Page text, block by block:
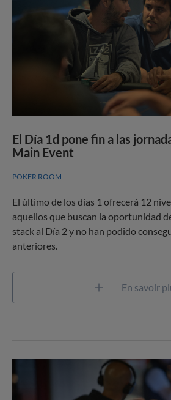
El Día 1d pone fin a las
Main Event
POKER ROOM
El último de los días 1 ofrecerá 12
aquellos que buscan la oportunidad
stack al Día 2 y no han podido
anteriores.
En savoir